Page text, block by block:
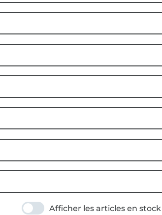
Afficher les articles en stock